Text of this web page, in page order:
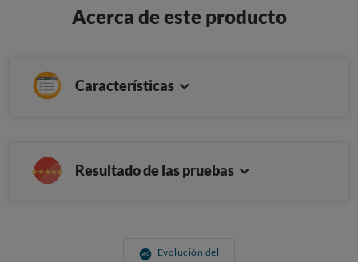
Acerca de este producto
Características
Resultado de las pruebas
Evolución del